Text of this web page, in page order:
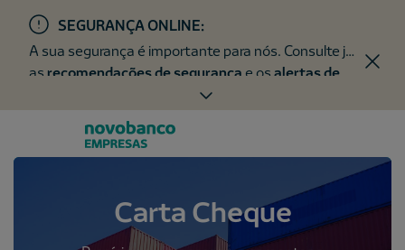
SEGURANÇA ONLINE:
A sua segurança é importante para nós. Consulte já
as recomendações de segurança e os alertas de
Carta Cheque